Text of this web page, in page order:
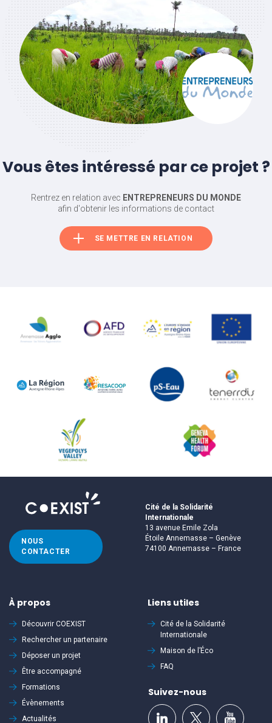
Vous êtes intéressé par ce projet ?
Rentrez en relation avec ENTREPRENEURS DU MONDE
afin d'obtenir les informations de contact
SE METTRE EN RELATION
NOUS
CONTACTER
Cité de la Solidarité
Internationale
13 avenue Emile Zola
Étoile Annemasse – Genève
74100 Annemasse – France
À propos
Découvrir COEXIST
Rechercher un partenaire
Déposer un projet
Être accompagné
Formations
Évènements
Actualités
Liens utiles
Cité de la Solidarité
Internationale
Maison de l’Éco
FAQ
Suivez-nous